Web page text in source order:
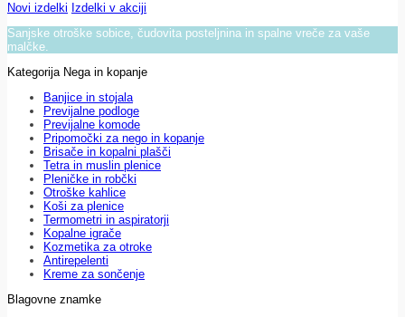
Novi izdelki Izdelki v akciji
Sanjske otroške sobice, čudovita posteljnina in spalne vreče za vaše
malčke.
Kategorija Nega in kopanje
Banjice in stojala
Previjalne podloge
Previjalne komode
Pripomočki za nego in kopanje
Brisače in kopalni plašči
Tetra in muslin plenice
Pleničke in robčki
Otroške kahlice
Koši za plenice
Termometri in aspiratorji
Kopalne igrače
Kozmetika za otroke
Antirepelenti
Kreme za sončenje
Blagovne znamke